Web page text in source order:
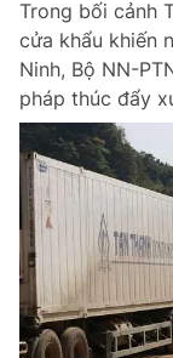
Trong bối cảnh
cửa khẩu khiến
Ninh, Bộ NN-
pháp thúc đẩy